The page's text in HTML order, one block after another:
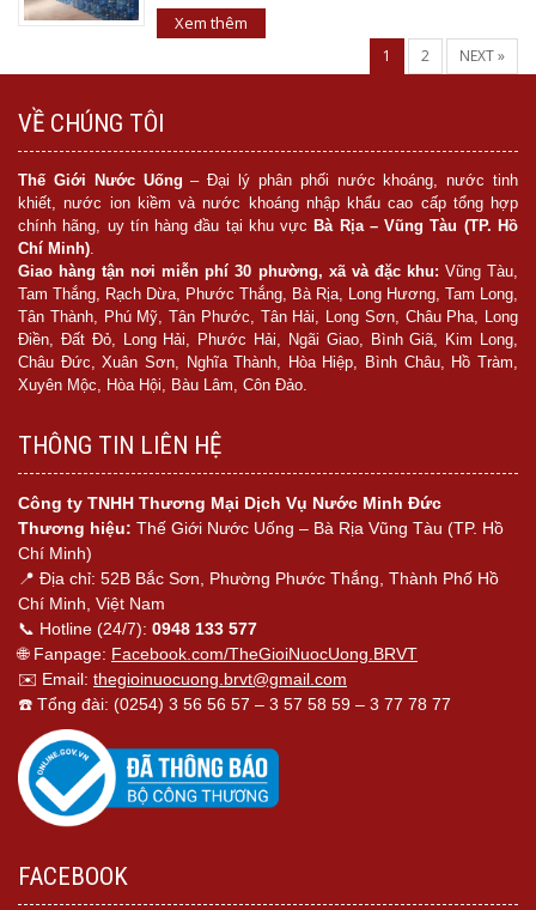
Xem thêm
1 2 NEXT »
VỀ CHÚNG TÔI
Thế Giới Nước Uống – Đại lý phân phối nước khoáng, nước tinh
khiết, nước ion kiềm và nước khoáng nhập khẩu cao cấp tổng hợp
chính hãng, uy tín hàng đầu tại khu vựcBà Rịa – Vũng Tàu (TP. Hồ
Chí Minh)
Giao hàng tận nơi miễn phí 30 phường, xã và đặc khu: Vũng Tàu,
Tam Thắng, Rạch Dừa, Phước Thắng, Bà Rịa, Long Hương, Tam Long,
Tân Thành, Phú Mỹ, Tân Phước, Tân Hải, Long Sơn, Châu Pha, Long
Điền, Đất Đỏ, Long Hải, Phước Hải, Ngãi Giao, Bình Giã, Kim Long,
Châu Đức, Xuân Sơn, Nghĩa Thành, Hòa Hiệp, Bình Châu, Hồ Tràm,
Xuyên Mộc, Hòa Hội, Bàu Lâm, Côn Đảo.
THÔNG TIN LIÊN HỆ
Công ty TNHH Thương Mại Dịch Vụ Nước Minh Đức
Thương hiệu: Thế Giới Nước Uống – Bà Rịa Vũng Tàu (TP. Hồ
Chí Minh)
📍 Địa chỉ: 52B Bắc Sơn, Phường Phước Thắng, Thành Phố Hồ
Chí Minh, Việt Nam
📞 Hotline (24/7): 0948 133 577
🌐 Fanpage: Facebook.com/TheGioiNuocUong.BRVT
✉️ Email: thegioinuocuong.brvt@gmail.com
☎️ Tổng đài: (0254) 3 56 56 57 – 3 57 58 59 – 3 77 78 77
FACEBOOK